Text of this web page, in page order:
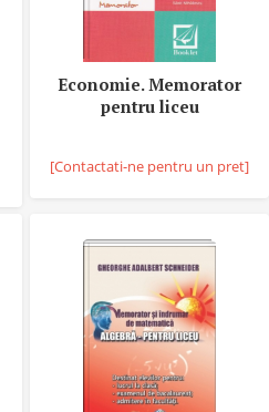
Economie. Memorator
pentru liceu
[Contactati-ne pentru un pret]